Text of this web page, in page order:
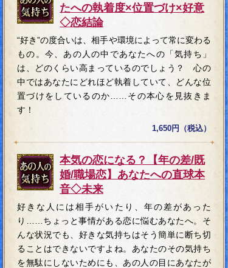
たへの執着度×位置づけ×好意
◇恋結論
“好き”の度合いは、相手や環境によって常に変わる
もの。今、あの人の中であなたへの「気持ち」
は、どのくらい高まっているのでしょう？ 心の
中ではあなたにどれほど執着していて、どんな位
置づけをしているのか……その本心を見抜きま
す！
1,650円（税込）
本気の恋になる？【年の差/既
婚/職場恋】あなたへの直球本
音◇未来
好きな人には相手がいたり、年の差があった
り……ちょっと事情がある恋に悩むあなたへ。そ
んな状況でも、好きな気持ちはそう簡単に断ち切
ることはできないですよね。あなたのその気持ち
を無駄にしないためにも、あの人の目にあなたが